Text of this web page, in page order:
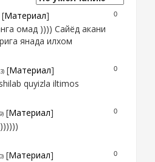
0
[Материал]
омад )))) Сайёд акани
янада илхом
0
[Материал]
quyizla iltimos
0
[Материал]
0
[Материал]